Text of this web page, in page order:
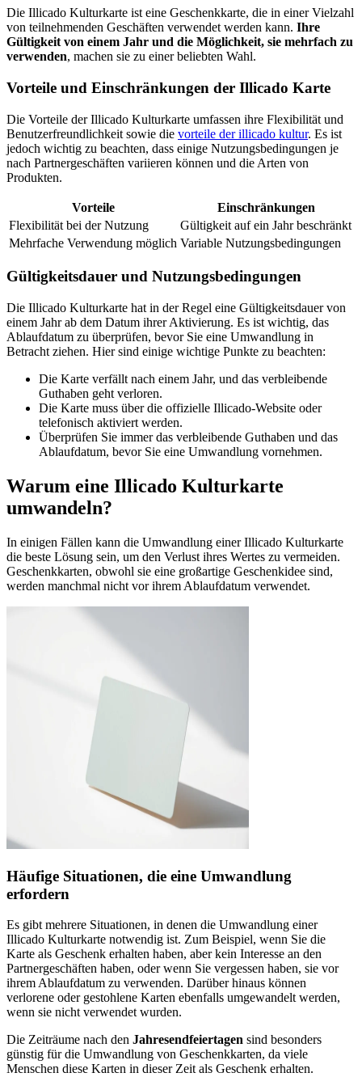
Die Illicado Kulturkarte ist eine Geschenkkarte, die in einer Vielzahl
von teilnehmenden Geschäften verwendet werden kann. Ihre
Gültigkeit von einem Jahr und die Möglichkeit, sie mehrfach zu
verwenden, machen sie zu einer beliebten Wahl.
Vorteile und Einschränkungen der Illicado Karte
Die Vorteile der Illicado Kulturkarte umfassen ihre Flexibilität und
Benutzerfreundlichkeit sowie die vorteile der illicado kultur. Es ist
jedoch wichtig zu beachten, dass einige Nutzungsbedingungen je
nach Partnergeschäften variieren können und die Arten von
Produkten.
Vorteile
Einschränkungen
Flexibilität bei der Nutzung
Gültigkeit auf ein Jahr beschränkt
Mehrfache Verwendung möglich Variable Nutzungsbedingungen
Gültigkeitsdauer und Nutzungsbedingungen
Die Illicado Kulturkarte hat in der Regel eine Gültigkeitsdauer von
einem Jahr ab dem Datum ihrer Aktivierung. Es ist wichtig, das
Ablaufdatum zu überprüfen, bevor Sie eine Umwandlung in
Betracht ziehen. Hier sind einige wichtige Punkte zu beachten:
Die Karte verfällt nach einem Jahr, und das verbleibende
Guthaben geht verloren.
Die Karte muss über die offizielle Illicado-Website oder
telefonisch aktiviert werden.
Überprüfen Sie immer das verbleibende Guthaben und das
Ablaufdatum, bevor Sie eine Umwandlung vornehmen.
Warum eine Illicado Kulturkarte
umwandeln?
In einigen Fällen kann die Umwandlung einer Illicado Kulturkarte
die beste Lösung sein, um den Verlust ihres Wertes zu vermeiden.
Geschenkkarten, obwohl sie eine großartige Geschenkidee sind,
werden manchmal nicht vor ihrem Ablaufdatum verwendet.
Häufige Situationen, die eine Umwandlung
erfordern
Es gibt mehrere Situationen, in denen die Umwandlung einer
Illicado Kulturkarte notwendig ist. Zum Beispiel, wenn Sie die
Karte als Geschenk erhalten haben, aber kein Interesse an den
Partnergeschäften haben, oder wenn Sie vergessen haben, sie vor
ihrem Ablaufdatum zu verwenden. Darüber hinaus können
verlorene oder gestohlene Karten ebenfalls umgewandelt werden,
wenn sie nicht verwendet wurden.
Die Zeiträume nach den Jahresendfeiertagen sind besonders
günstig für die Umwandlung von Geschenkkarten, da viele
Menschen diese Karten in dieser Zeit als Geschenk erhalten.